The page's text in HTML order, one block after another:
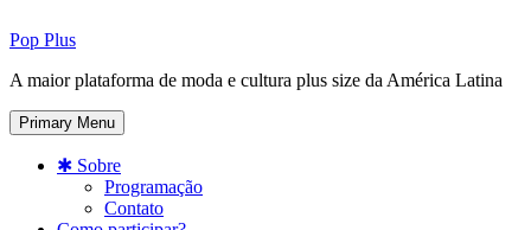
Pop Plus
A maior plataforma de moda e cultura plus size da América Latina
Primary Menu
✱ Sobre
Programação
Contato